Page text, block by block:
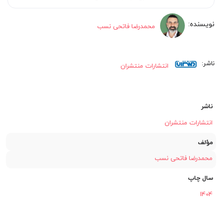
محمدرضا فاتحی نسب
انتشارات منتشران
ناشر
انتشارات منتشران
مؤلف
محمدرضا فاتحی نسب
سال چاپ
1404